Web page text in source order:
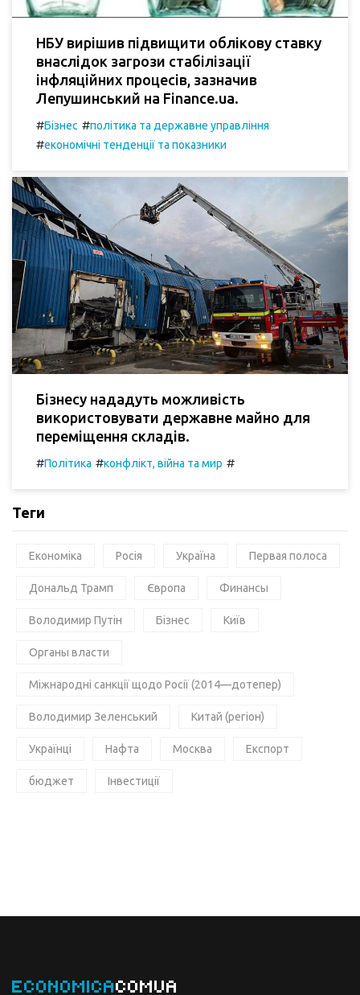
НБУ вирішив підвищити облікову ставку
внаслідок загрози стабілізації
інфляційних процесів, зазначив
Лепушинський на Finance.ua.
#Бізнес #політика та державне управління
#економічні тенденції та показники
Бізнесу нададуть можливість
використовувати державне майно для
переміщення складів.
#Політика #конфлікт, війна та мир #
Теги
Економіка Росія Україна Первая полоса
Дональд Трамп Європа Финансы
Володимир Путін Бізнес Київ
Органы власти
Міжнародні санкції щодо Росії (2014—дотепер)
Володимир Зеленський Китай (регіон)
Українці Нафта Москва Експорт
бюджет Інвестиції
ECONOMICACOMUA